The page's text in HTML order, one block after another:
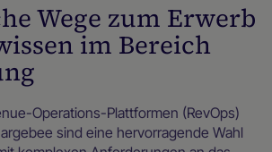
Wege zum Erwerb
im Bereich
Operations-Plattformen (RevOps)
sind eine hervorragende Wahl